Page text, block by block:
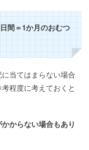
間＝1か月のおむつ
当てはまらない場合
程度に考えておくと
からない場合もあり